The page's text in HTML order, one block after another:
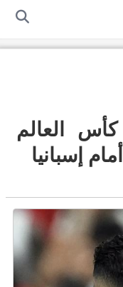
العالم